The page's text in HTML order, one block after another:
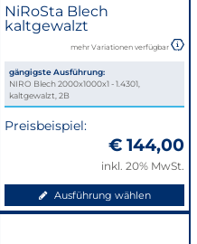
NiRoSta Blech
kaltgewalzt
mehr Variationen verfügbar
gängigste Ausführung:
NIRO Blech 2000x1000x1 - 1.4301,
kaltgewalzt, 2B
Preisbeispiel:
€ 144,00
inkl. 20% MwSt.
Ausführung wählen